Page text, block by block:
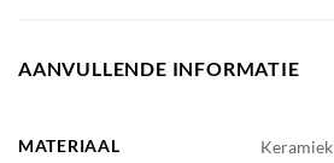
AANVULLENDE INFORMATIE
MATERIAAL Keramiek